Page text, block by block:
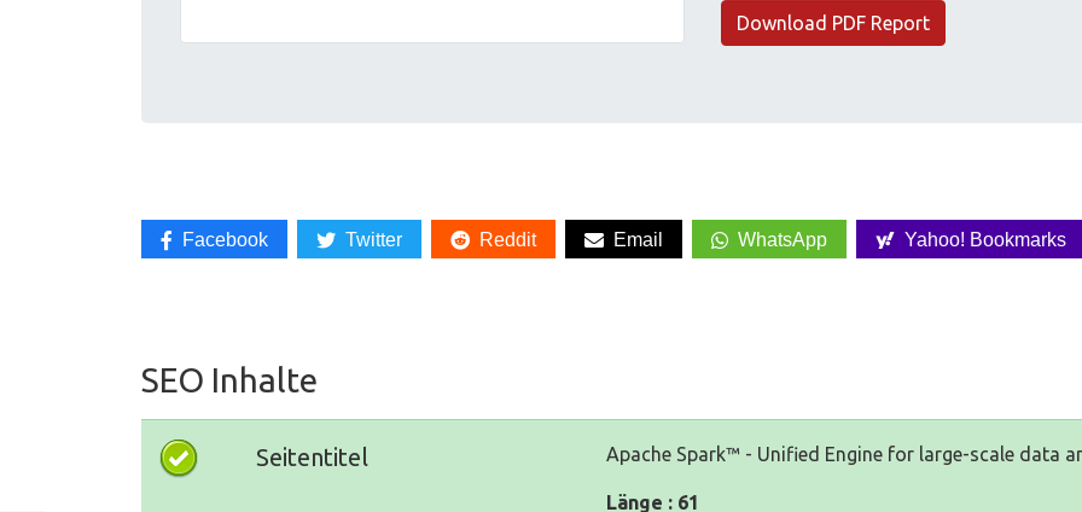
Download PDF Report
Facebook Twitter Reddit Email WhatsApp Yahoo! Bookmarks
SEO Inhalte
Seitentitel Apache Spark™ - Unified Engine for large-scale data
Länge : 61